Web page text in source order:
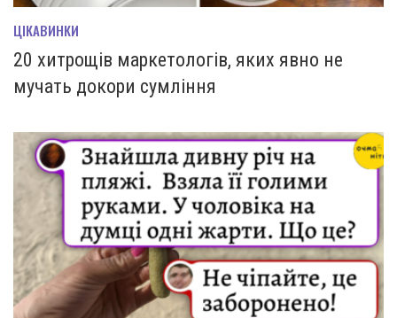
ЦІКАВИНКИ
20 хитрощів маркетологів, яких явно не
мучать докори сумління